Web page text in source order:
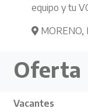
equipo y tu
MORENO,
Oferta
Vacantes